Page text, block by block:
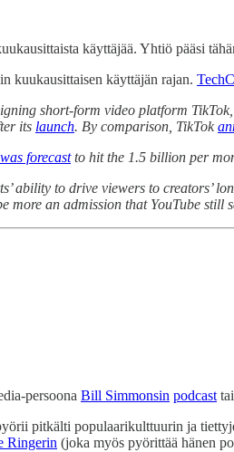
käyttäjää. Yhtiö pääsi
kuukausittaisen käyttäjän rajan.
short-form video platform
its launch. By comparison, TikTok
forecastto hit the 1.5 billion per
ability to drive viewers to creators’
an admission that YouTube still
persoona Bill Simmonsin podcast
pitkälti populaarikulttuurin ja
Ringerin (joka myös pyörittää hänen